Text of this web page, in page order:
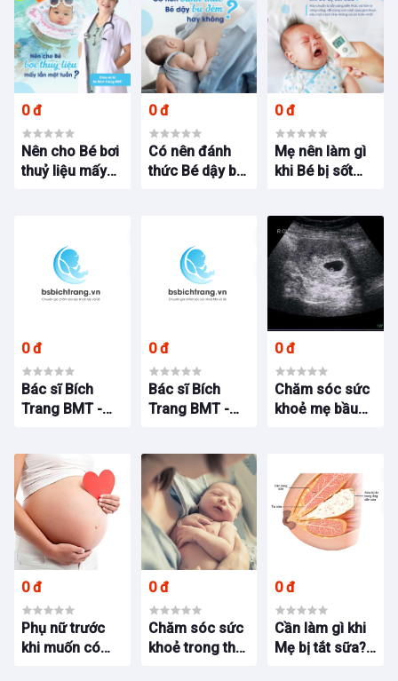
Bích Trang
BMT
0 đ
Nên cho Bé bơi
thuỷ liệu mấy
0 đ
Có nên đánh
thức Bé dậy bú
0 đ
Mẹ nên làm gì
khi Bé bị sốt
0 đ
Bác sĩ Bích
Trang BMT -
khỏe Mẹ & Bé –
Tận tâm trên
hành trình Y
Dược
0 đ
Bác sĩ Bích
Trang BMT -
khỏe Mẹ & Bé –
Tận tâm trên
hành trình Y
Dược
0 đ
Chăm sóc sức
khoẻ mẹ bầu
0 đ
Phụ nữ trước
khi muốn có
0 đ
Chăm sóc sức
khoẻ trong thời
0 đ
Cần làm gì khi
Mẹ bị tắt sữa?